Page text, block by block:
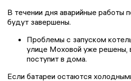
В течении дня аварийные работы
будут завершены.
Проблемы с запуском
улице Моховой уже решены,
поступит в дома.
Если батареи остаются